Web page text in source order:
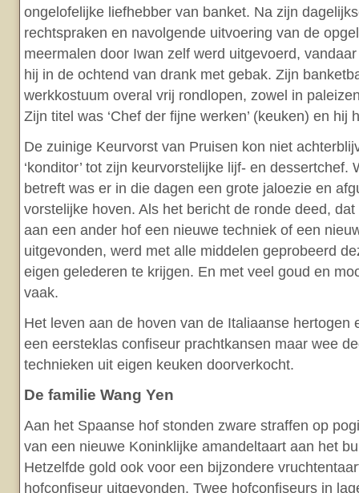
ongelofelijke liefhebber van banket. Na zijn
rechtspraken en navolgende uitvoering van de
meermalen door Iwan zelf werd uitgevoerd,
hij in de ochtend van drank met gebak. Zijn
werkkostuum overal vrij rondlopen, zowel in
Zijn titel was ‘Chef der fijne werken’ (keuken) en hij
De zuinige Keurvorst van Pruisen kon niet
‘konditor’ tot zijn keurvorstelijke lijf- en dessertchef.
betreft was er in die dagen een grote jaloezie en
vorstelijke hoven. Als het bericht de ronde deed,
aan een ander hof een nieuwe techniek of een
uitgevonden, werd met alle middelen geprobeerd
eigen gelederen te krijgen. En met veel goud en
vaak.
Het leven aan de hoven van de Italiaanse hertogen
een eersteklas confiseur prachtkansen maar wee
technieken uit eigen keuken doorverkocht.
De familie Wang Yen
Aan het Spaanse hof stonden zware straffen op
van een nieuwe Koninklijke amandeltaart aan het
Hetzelfde gold ook voor een bijzondere
hofconfiseur uitgevonden. Twee hofconfiseurs in